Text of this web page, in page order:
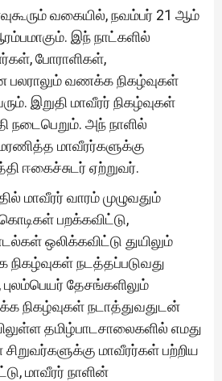
வகையில், நவம்பர் 21 ஆம்
இந் நாட்களில்
போராளிகள்,
வணக்க நிகழ்வுகள்
இறுதி மாவீரர் நிகழ்வுகள்
நடைபெறும். அந் நாளில்
மாவீரர்களுக்கு
ஈகைச்சுடர் ஏற்றுவர்.
மாவீரர் வாரம் முழுவதும்
பறக்கவிட்டு,
ஒலிக்கவிட்டு துயிலும்
நடத்தப்படுவது
தேசங்களிலும்
நடாத்துவதுடன்
தமிழ்பாடசாலைகளில் எமது
மாவீரர்கள் பற்றிய
மாவீரர் நாளின்